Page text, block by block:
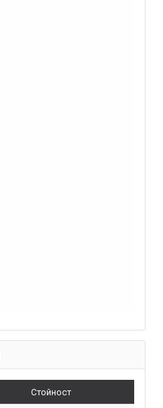
Стойност